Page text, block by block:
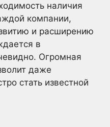
наличия
компании,
и расширению
в
Огромная
даже
стать известной